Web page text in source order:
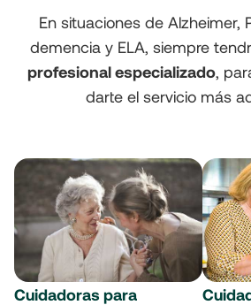
En situaciones de Alzheimer,
demencia y ELA, siempre
profesional especializado,
darte el servicio más
Cuidadoras para